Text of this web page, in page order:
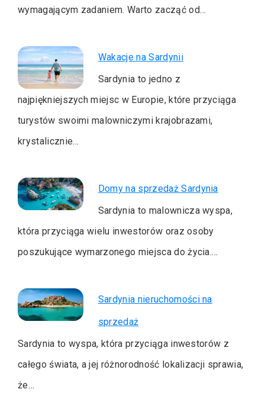
wymagającym zadaniem. Warto zacząć od…
Wakacje na Sardynii
Sardynia to jedno z
najpiękniejszych miejsc w Europie, które przyciąga
turystów swoimi malowniczymi krajobrazami,
krystalicznie…
Domy na sprzedaż Sardynia
Sardynia to malownicza wyspa,
która przyciąga wielu inwestorów oraz osoby
poszukujące wymarzonego miejsca do życia.…
Sardynia nieruchomości na
sprzedaż
Sardynia to wyspa, która przyciąga inwestorów z
całego świata, a jej różnorodność lokalizacji sprawia,
że…